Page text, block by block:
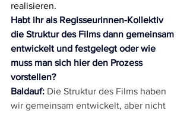
realisieren.
Habt ihr als Regisseurinnen-Kollektiv
die Struktur des Films dann gemeinsam
entwickelt und festgelegt oder wie
muss man sich hier den Prozess
vorstellen?
Baldauf: Die Struktur des Films haben
wir gemeinsam entwickelt, aber nicht